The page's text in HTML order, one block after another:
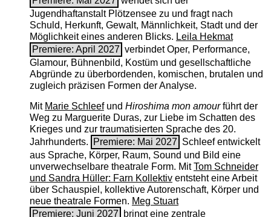
Jugendhaftanstalt Plötzensee zu und fragt nach
Schuld, Herkunft, Gewalt, Männlichkeit, Stadt und der
Möglichkeit eines anderen Blicks. Leila Hekmat
Premiere: April 2027 verbindet Oper, Performance,
Glamour, Bühnenbild, Kostüm und gesellschaftliche
Abgründe zu überbordenden, komischen, brutalen und
zugleich präzisen Formen der Analyse.
Mit Marie Schleefund Hiroshima mon amourführt der
Weg zu Marguerite Duras, zur Liebe im Schatten des
Krieges und zur traumatisierten Sprache des 20.
Jahrhunderts.
Premiere: Mai 2027 Schleef entwickelt
aus Sprache, Körper, Raum, Sound und Bild eine
unverwechselbare theatrale Form. MitTom Schneider
und Sandra Hüller: Farn Kollektiventsteht eine Arbeit
über Schauspiel, kollektive Autorenschaft, Körper und
neue theatrale Formen. Meg Stuart
Premiere: Juni 2027
bringt eine zentrale